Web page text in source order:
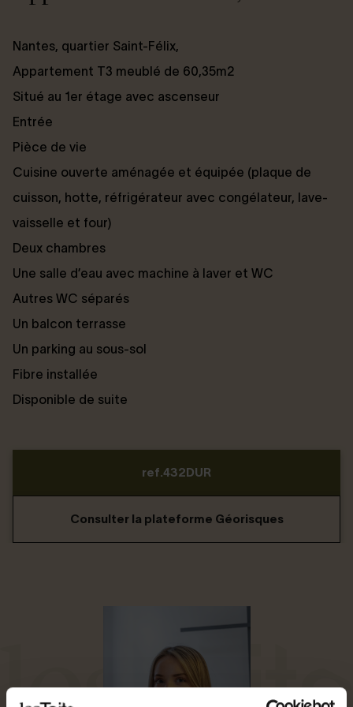
Nantes, quartier Saint-Félix,
Appartement T3 meublé de 60,35m2
Situé au 1er étage avec ascenseur
Entrée
Pièce de vie
Cuisine ouverte aménagée et équipée (plaque de
cuisson, hotte, réfrigérateur avec congélateur, lave-
vaisselle et four)
Deux chambres
Une salle d’eau avec machine à laver et WC
Autres WC séparés
Un balcon terrasse
Un parking au sous-sol
Fibre installée
Disponible de suite
ref.432DUR
Consulter la plateforme Géorisques